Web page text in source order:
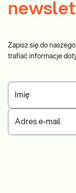
Zapisz się do
trafiać informacje
Imię
Adres e-mail